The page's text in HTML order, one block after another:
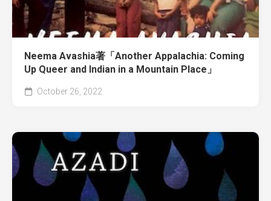
Neema Avashia著「Another Appalachia: Coming
Up Queer and Indian in a Mountain Place」
October 26, 2022